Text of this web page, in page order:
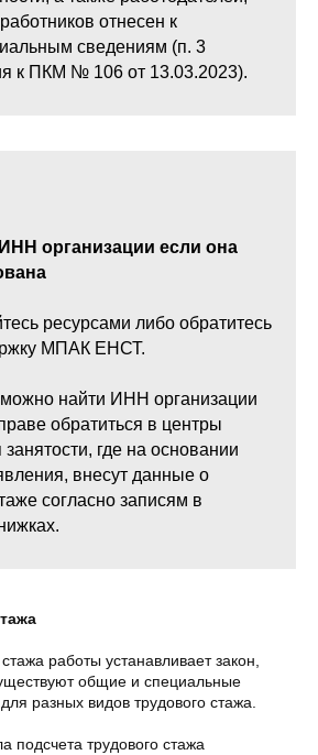
отнесен к
сведениям (п. 3
к ПКМ № 106 от 13.03.2023).
организации если она
ресурсами либо обратитесь
МПАК ЕНСТ.
найти ИНН организации
обратиться в центры
занятости, где на основании
внесут данные о
согласно записям в
работы устанавливает закон,
общие и специальные
разных видов трудового стажа.
подсчета трудового стажа